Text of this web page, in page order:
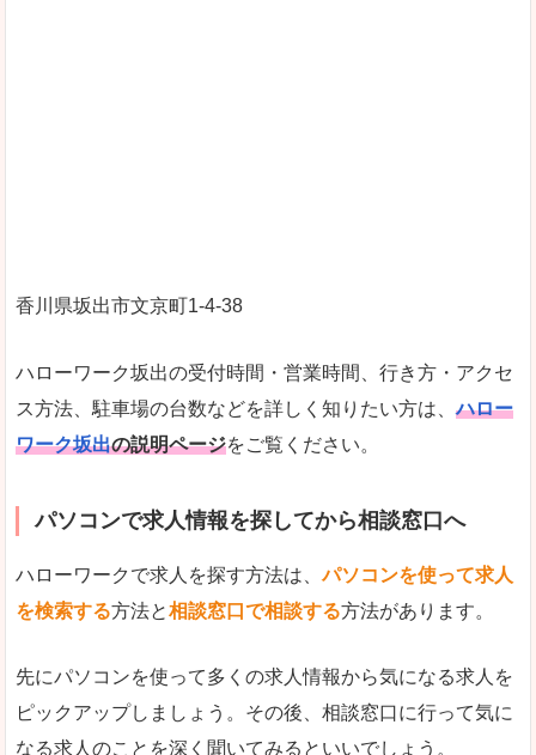
香川県坂出市文京町1‐4‐38
ハローワーク坂出の受付時間・営業時間、行き方・アクセ
ス方法、駐車場の台数などを詳しく知りたい方は、ハロー
ワーク坂出の説明ページをご覧ください。
パソコンで求人情報を探してから相談窓口へ
ハローワークで求人を探す方法は、パソコンを使って求人
を検索する方法と相談窓口で相談する方法があります。
先にパソコンを使って多くの求人情報から気になる求人を
ピックアップしましょう。その後、相談窓口に行って気に
なる求人のことを深く聞いてみるといいでしょう。